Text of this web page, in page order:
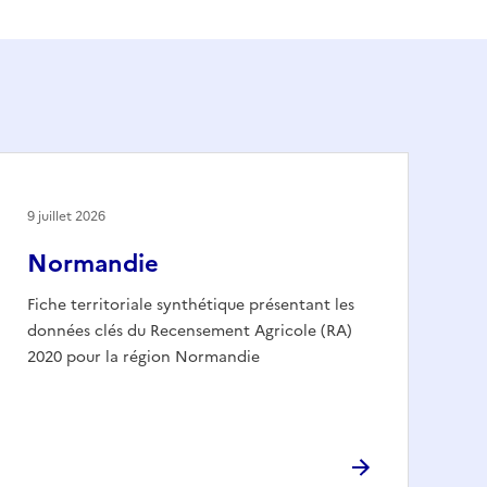
Normandie
Fiche territoriale synthétique présentant les
données clés du Recensement Agricole (RA)
2020 pour la région Normandie
9 juillet 2026